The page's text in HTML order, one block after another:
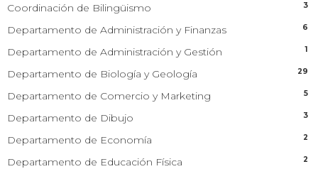
Coordinación de Bilingüismo 3
Departamento de Administración y Finanzas 6
Departamento de Administración y Gestión 1
Departamento de Biología y Geología 29
Departamento de Comercio y Marketing 5
Departamento de Dibujo 3
Departamento de Economía 2
Departamento de Educación Física 2